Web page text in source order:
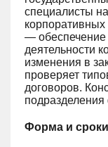
специалисты
корпоративных
— обеспечение
деятельности
изменения в
проверяет
договоров.
Форма и